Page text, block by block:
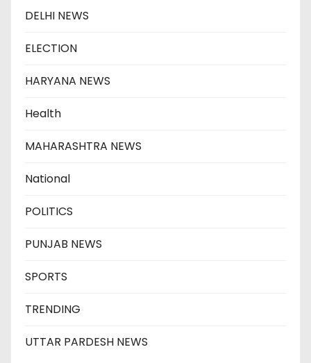
DELHI NEWS
ELECTION
HARYANA NEWS
Health
MAHARASHTRA NEWS
National
POLITICS
PUNJAB NEWS
SPORTS
TRENDING
UTTAR PARDESH NEWS